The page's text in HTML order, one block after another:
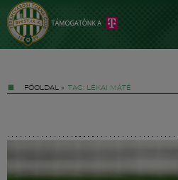
FŐOLDAL » TAG: LÉKAI MÁTÉ